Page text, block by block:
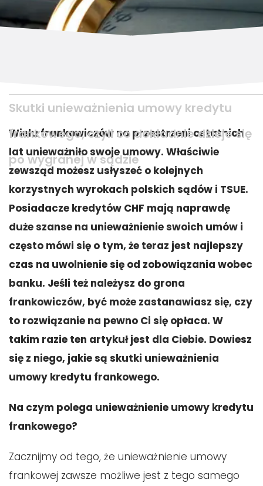
Skutki unieważnienia umowy kredytu
frankowego, czyli co dokładnie dzieje się
po wygranej w sądzie
Wielu frankowiczów na przestrzeni ostatnich
lat unieważniło swoje umowy. Właściwie
zewsząd możesz usłyszeć o kolejnych
korzystnych wyrokach polskich sądów i TSUE.
Posiadacze kredytów CHF mają naprawdę
duże szanse na unieważnienie swoich umów i
często mówi się o tym, że teraz jest najlepszy
czas na uwolnienie się od zobowiązania wobec
banku. Jeśli też należysz do grona
frankowiczów, być może zastanawiasz się, czy
to rozwiązanie na pewno Ci się opłaca. W
takim razie ten artykuł jest dla Ciebie. Dowiesz
się z niego, jakie są skutki unieważnienia
umowy kredytu frankowego.
Na czym polega unieważnienie umowy kredytu
frankowego?
Zacznijmy od tego, że unieważnienie umowy
frankowej zawsze możliwe jest z tego samego